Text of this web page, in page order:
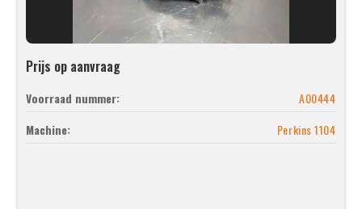
Prijs op aanvraag
Voorraad nummer:
A00444
Machine:
Perkins 1104